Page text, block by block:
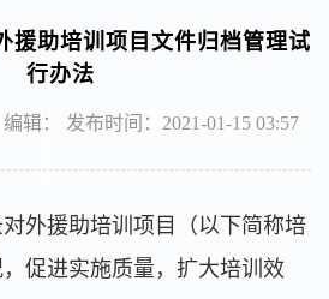
援助培训项目文件归档管理试
行办法
： 发布时间：2021-01-15 03:57
外援助培训项目（以下简称培
促进实施质量，扩大培训效